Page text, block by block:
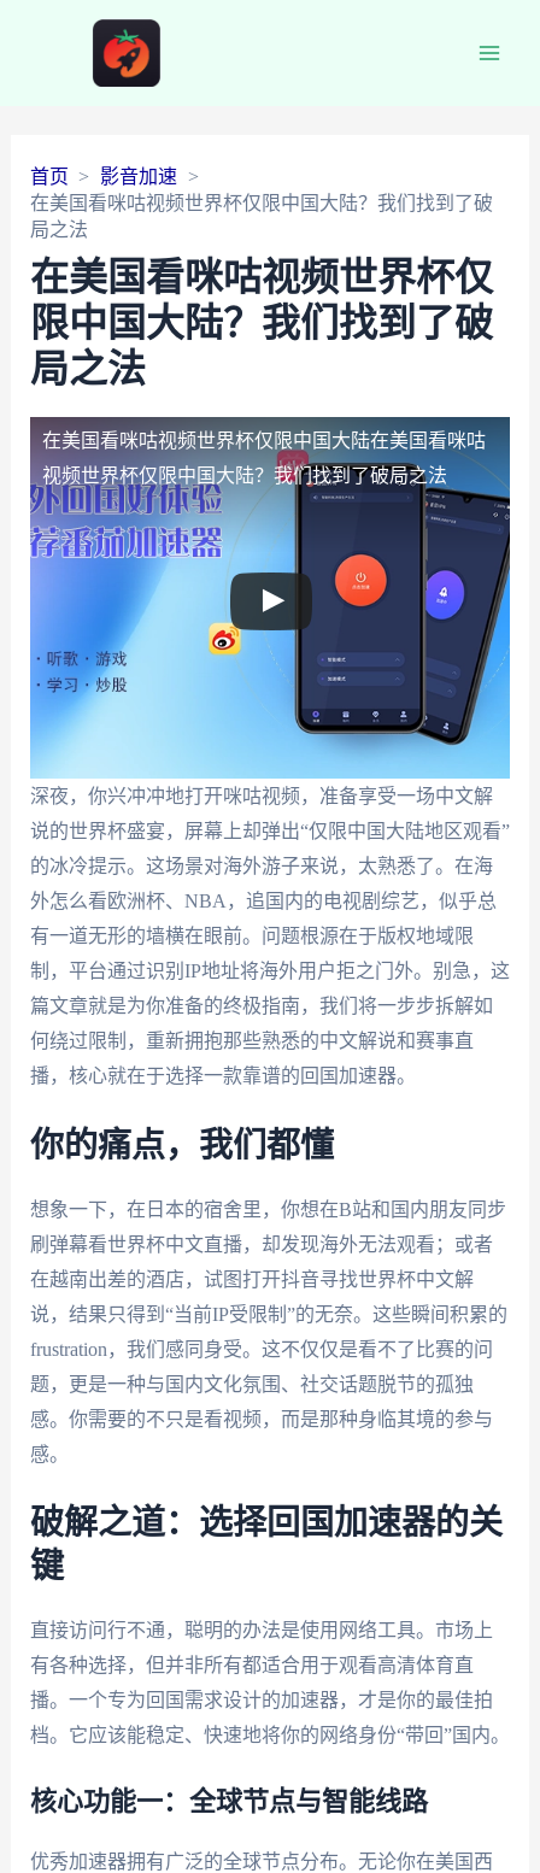
首页
影音加速
在美国看咪咕视频世界杯仅限中国大陆？我们找到了破
局之法
在美国看咪咕视频世界杯仅
限中国大陆？我们找到了破
局之法
在美国看咪咕视频世界杯仅限中国大陆在美国看咪咕
视频世界杯仅限中国大陆？我们找到了破局之法
深夜，你兴冲冲地打开咪咕视频，准备享受一场中文解
说的世界杯盛宴，屏幕上却弹出“仅限中国大陆地区观看”
的冰冷提示。这场景对海外游子来说，太熟悉了。在海
外怎么看欧洲杯、NBA，追国内的电视剧综艺，似乎总
有一道无形的墙横在眼前。问题根源在于版权地域限
制，平台通过识别IP地址将海外用户拒之门外。别急，这
篇文章就是为你准备的终极指南，我们将一步步拆解如
何绕过限制，重新拥抱那些熟悉的中文解说和赛事直
播，核心就在于选择一款靠谱的回国加速器。
你的痛点，我们都懂
想象一下，在日本的宿舍里，你想在B站和国内朋友同步
刷弹幕看世界杯中文直播，却发现海外无法观看；或者
在越南出差的酒店，试图打开抖音寻找世界杯中文解
说，结果只得到“当前IP受限制”的无奈。这些瞬间积累的
frustration，我们感同身受。这不仅仅是看不了比赛的问
题，更是一种与国内文化氛围、社交话题脱节的孤独
感。你需要的不只是看视频，而是那种身临其境的参与
感。
破解之道：选择回国加速器的关
键
直接访问行不通，聪明的办法是使用网络工具。市场上
有各种选择，但并非所有都适合用于观看高清体育直
播。一个专为回国需求设计的加速器，才是你的最佳拍
档。它应该能稳定、快速地将你的网络身份“带回”国内。
核心功能一：全球节点与智能线路
优秀加速器拥有广泛的全球节点分布。无论你在美国西